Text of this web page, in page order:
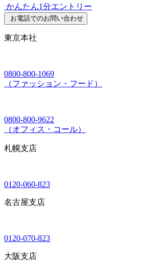
かんたん1分エントリー
お電話でのお問い合わせ
東京本社
0800-800-1069
（ファッション・フード）
0800-800-9622
（オフィス・コール）
札幌支店
0120-060-823
名古屋支店
0120-070-823
大阪支店